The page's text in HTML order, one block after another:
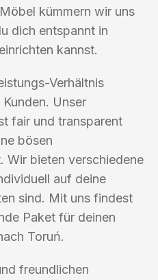
kümmern wir uns
dich entspannt in
kannst.
Verhältnis
Unser
fair und transparent
bösen
Wir bieten verschiedene
auf deine
sind. Mit uns findest
Paket für deinen
Toruń.
freundlichen